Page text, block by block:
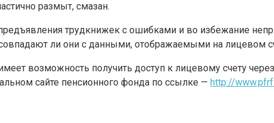
размыт, смазан.
трудкнижек с ошибками и во избежание
ли они с данными, отображаемыми на лицевом
возможность получить доступ к лицевому счету
сайте пенсионного фонда по ссылке — http://